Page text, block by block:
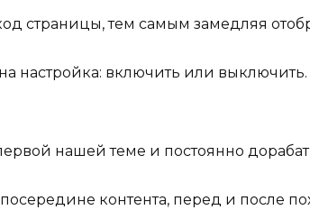
страницы, тем самым замедляя
настройка: включить или выключить.
нашей теме и постоянно
контента, перед и после